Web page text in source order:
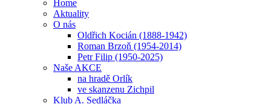
Home
Aktuality
O nás
Oldřich Kocián (1888-1942)
Roman Brzoň (1954-2014)
Petr Filip (1950-2025)
Naše AKCE
na hradě Orlík
ve skanzenu Zichpil
Klub A. Sedláčka